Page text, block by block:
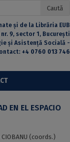
Caută
și de la Librăria EUB
9, sector 1, București
și Asistență Socială -
+4 0760 013 746
EN EL ESPACIO
(coords.)